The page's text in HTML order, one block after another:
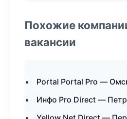
Похожие
вакансии
Portal Portal Pro —
Инфо Pro Direct —